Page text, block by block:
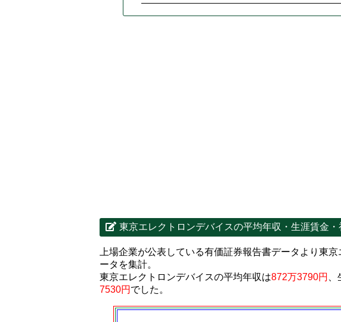
東京エレクトロンデバイスの平均年収・生涯賃金・
上場企業が公表している有価証券報告書データより東
ータを集計。
東京エレクトロンデバイスの平均年収は872万3790円 、
7530円 でした。